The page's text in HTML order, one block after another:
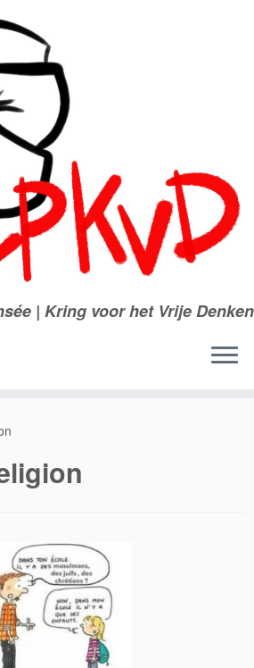
| Kring voor het Vrije Denken